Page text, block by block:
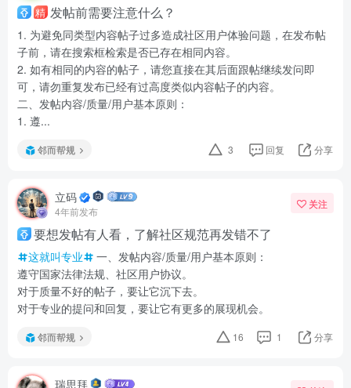
精 发帖前需要注意什么？
1. 为避免同类型内容帖子过多造成社区用户体验问题，在发布帖
子前，请在搜索框检索是否已存在相同内容。
2. 如有相同的内容的帖子，请您直接在其后面跟帖继续发问即
可，请勿重复发布已经有过高度类似内容帖子的内容。
二、发帖内容/质量/用户基本原则：
1. 遵...
邻而帮规 3 回复 分享
立码
4年前发布
关注
要想发帖有人看，了解社区规范再发错不了
这就叫专业
一、发帖内容/质量/用户基本原则：
遵守国家法律法规、社区用户协议。
对于质量不好的帖子，要让它沉下去。
对于专业的提问和回复，要让它有更多的展现机会。
邻而帮规 16 1 分享
瑞思拜